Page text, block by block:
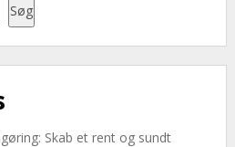
Søg
Skab et rent og sundt